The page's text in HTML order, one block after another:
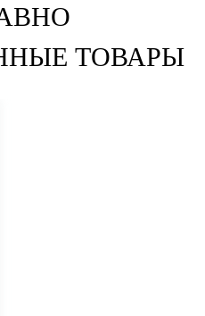
ТОВАРЫ